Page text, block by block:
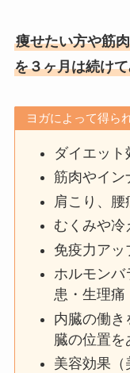
痩せたい方や筋
を３ヶ月は続け
ヨガによって得ら
ダイエット
筋肉やイン
肩こり、
むくみや冷
免疫力アッ
ホルモンバ
患・生理痛
内臓の働き
臓の位置を
美容効果